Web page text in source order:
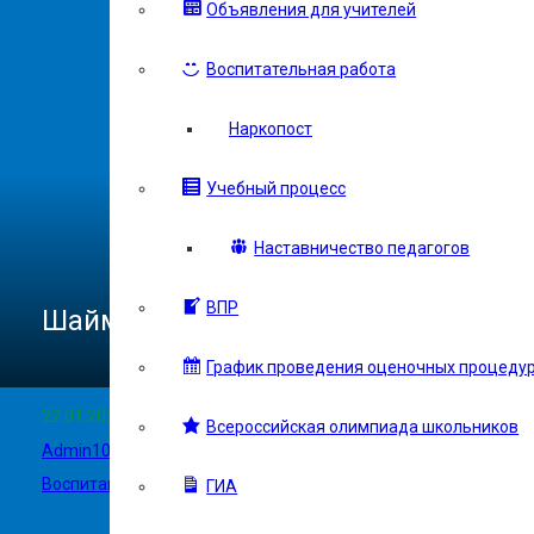
Объявления для учителей
Воспитательная работа
Наркопост
Учебный процесс
Наставничество педагогов
ВПР
График проведения оценочных
Всероссийская олимпиада школьников
ГИА
Шаймуратовский 5А класс
22.01.2025
Admin102
Воспитание
,Новости,Шаймуратовцы